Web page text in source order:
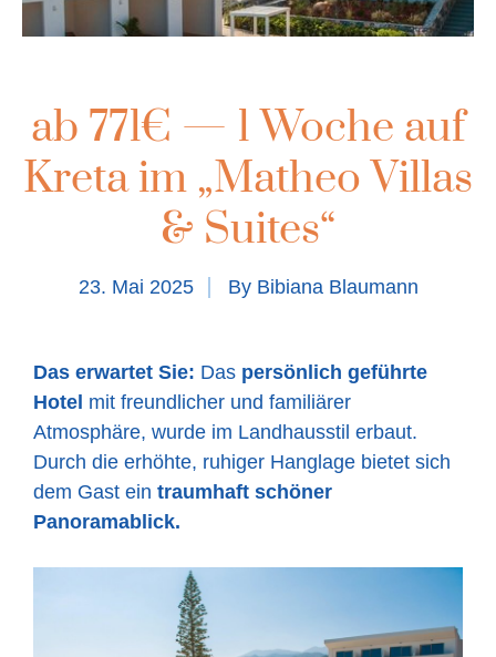
ab 771€ — 1 Woche auf
Kreta im „Matheo Villas
& Suites“
23. Mai 2025 By Bibiana Blaumann
Das erwartet Sie: Das persönlich geführte
Hotel mit freundlicher und familiärer
Atmosphäre, wurde im Landhausstil erbaut.
Durch die erhöhte, ruhiger Hanglage bietet sich
dem Gast ein traumhaft schöner
Panoramablick.